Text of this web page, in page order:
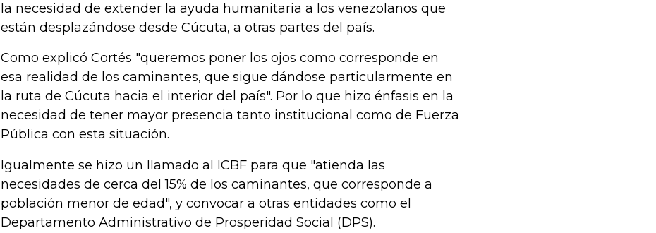
la necesidad de extender la ayuda humanitaria a los venezolanos que
están desplazándose desde Cúcuta, a otras partes del país.
Como explicó Cortés "queremos poner los ojos como corresponde en
esa realidad de los caminantes, que sigue dándose particularmente en
la ruta de Cúcuta hacia el interior del país". Por lo que hizo énfasis en la
necesidad de tener mayor presencia tanto institucional como de Fuerza
Pública con esta situación.
Igualmente se hizo un llamado al ICBF para que "atienda las
necesidades de cerca del 15% de los caminantes, que corresponde a
población menor de edad", y convocar a otras entidades como el
Departamento Administrativo de Prosperidad Social (DPS).